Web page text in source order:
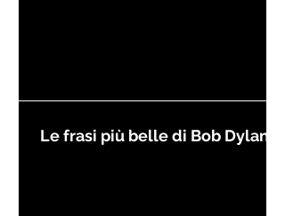
Le frasi più belle di Bob Dylan